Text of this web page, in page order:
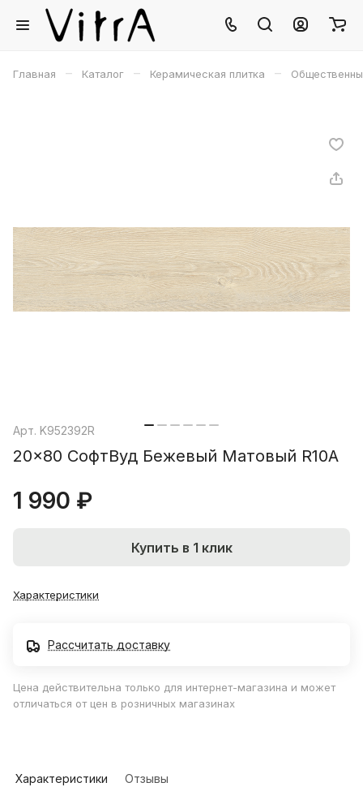
Главная – Каталог – Керамическая плитка –
Арт. K952392R
20x80 СофтВуд Бежевый Матовый R10A
1 990 ₽
Купить в 1 клик
Характеристики
Рассчитать доставку
Цена действительна только для интернет-магазина и может
отличаться от цен в розничных магазинах
Характеристики Отзывы